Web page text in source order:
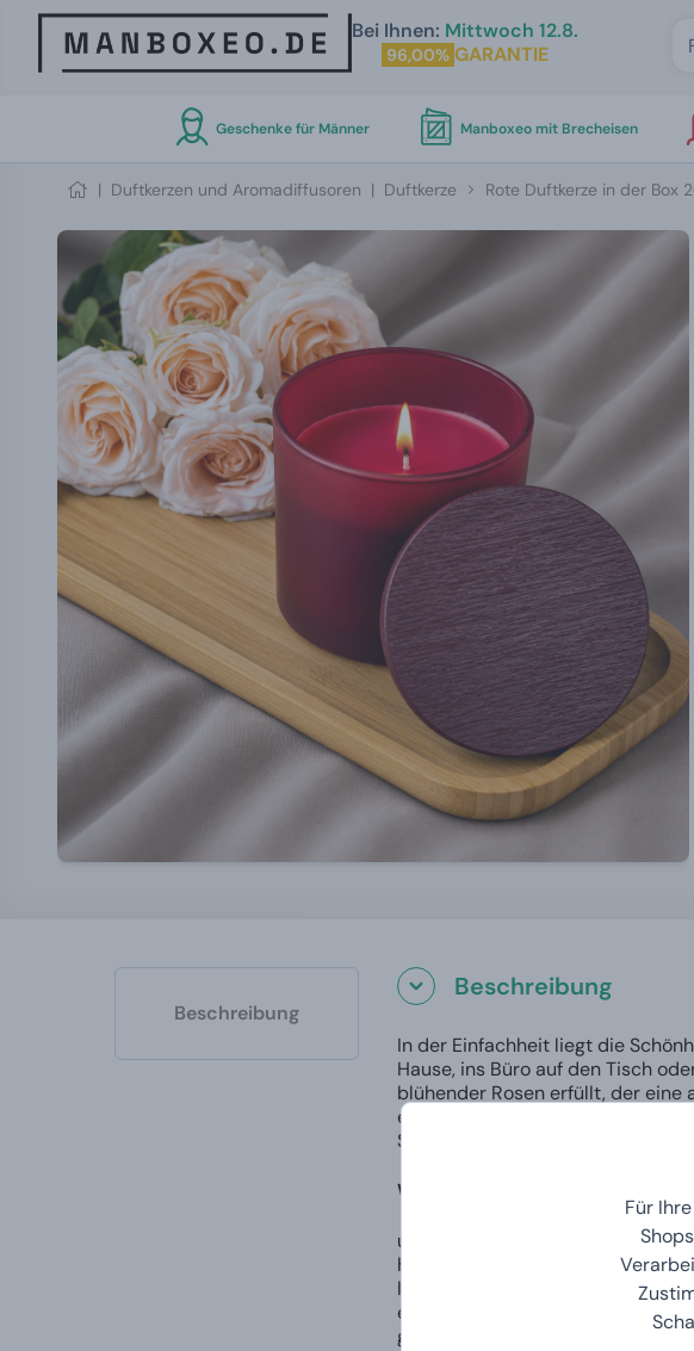
Für
Bei Ihnen: Mittwoch 12.8.
96,00% GARANTIE
Geschenke für Männer Manboxeo mit Brecheisen
| Duftkerzen und Aromadiffusoren | Duftkerze Rote Duftkerze in der Box
Beschreibung
Beschreibung
In der Einfachheit liegt die
Hause, ins Büro auf den Tisch
blühender Rosen erfüllt, der eine
eleganten Geschenkbox, sodass
Sie den Holzdeckel der Kerze
Warum unsere Sojakerzen
umweltfreundlich, vegan und
handgefertigt aus Sojawachs
lange Brenndauer – bis zu 40
enthalten mehr natürliche Duftöle
große Auswahl an Düften und